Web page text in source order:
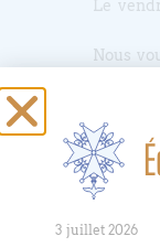
Le
Nous
La
guerre
3 juillet 2026